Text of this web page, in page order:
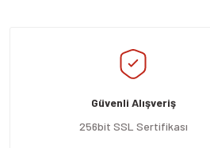
Ürün resmi kalitesiz, bozuk veya
Ürün açıklamasında eksik bilgiler
Ürün bilgilerinde hatalar bulunuyor.
Ürün fiyatı diğer sitelerden daha pahalı.
Güvenli Alışveriş
256bit SSL Sertifikası